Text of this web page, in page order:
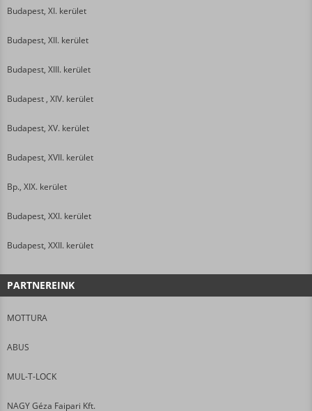
Budapest, XI. kerület
Budapest, XII. kerület
Budapest, XIII. kerület
Budapest , XIV. kerület
Budapest, XV. kerület
Budapest, XVII. kerület
Bp., XIX. kerület
Budapest, XXI. kerület
Budapest, XXII. kerület
PARTNEREINK
MOTTURA
ABUS
MUL-T-LOCK
NAGY Géza Faipari Kft.